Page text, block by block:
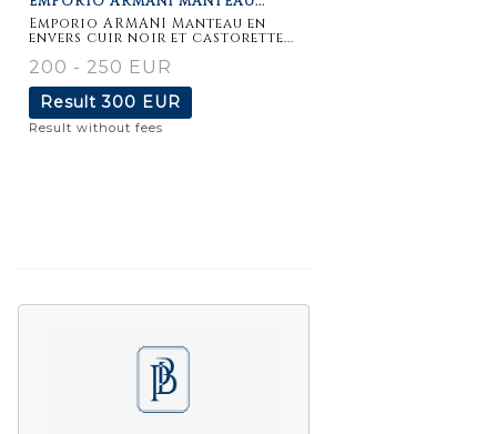
Emporio ARMANI Manteau en
envers cuir noir et castorette...
200 - 250 EUR
Result300 EUR
Result without fees